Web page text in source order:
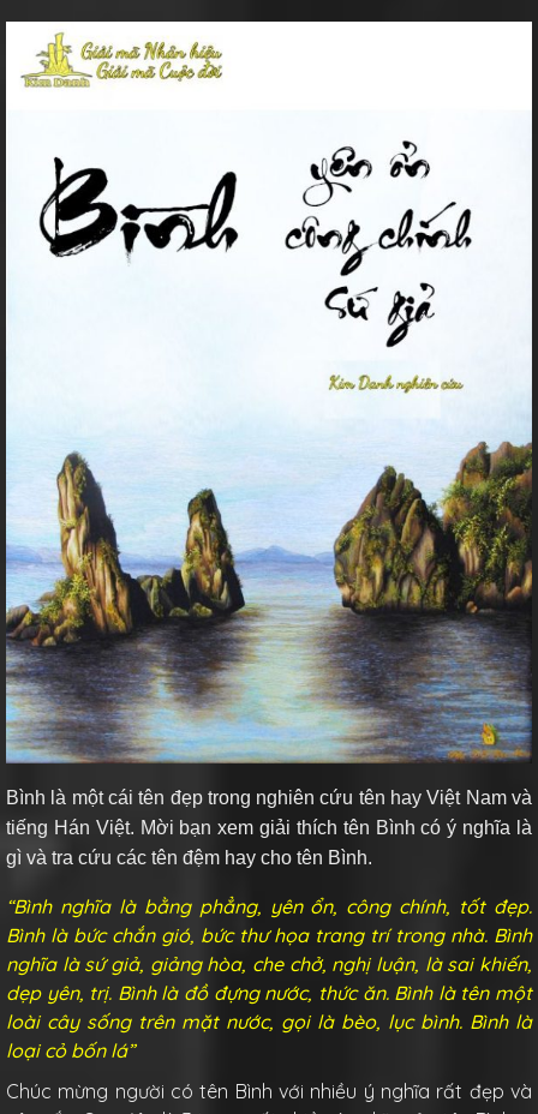
Bình là một cái tên đẹp trong nghiên cứu tên hay Việt Nam và
tiếng Hán Việt. Mời bạn xem giải thích tên Bình có ý nghĩa là
gì và tra cứu các tên đệm hay cho tên Bình.
“Bình nghĩa là bằng phẳng, yên ổn, công chính, tốt đẹp.
Bình là bức chắn gió, bức thư họa trang trí trong nhà. Bình
nghĩa là sứ giả, giảng hòa, che chở, nghị luận, là sai khiến,
dẹp yên, trị. Bình là đồ đựng nước, thức ăn. Bình là tên một
loài cây sống trên mặt nước, gọi là bèo, lục bình. Bình là
loại cỏ bốn lá”
Chúc mừng người có tên Bình với nhiều ý nghĩa rất đẹp và